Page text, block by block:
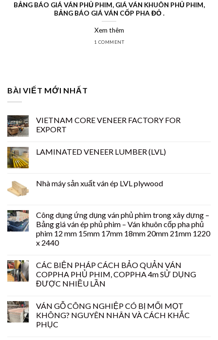
BẢNG BÁO GIÁ VÁN PHỦ PHIM, GIÁ VÁN KHUÔN PHỦ PHIM,
BẢNG BÁO GIÁ VÁN CỐP PHA ĐỎ .
Xem thêm
1 COMMENT
BÀI VIẾT MỚI NHẤT
VIETNAM CORE VENEER FACTORY FOR
EXPORT
LAMINATED VENEER LUMBER (LVL)
Nhà máy sản xuất ván ép LVL plywood
Công dụng ứng dụng ván phủ phim trong xây dựng –
Bảng giá ván ép phủ phim – Ván khuôn cốp pha phủ
phim 12 mm 15mm 17mm 18mm 20mm 21mm 1220
x 2440
CÁC BIỆN PHÁP CÁCH BẢO QUẢN VÁN
COPPHA PHỦ PHIM, COPPHA 4m SỬ DỤNG
ĐƯỢC NHIỀU LẦN
VÁN GỖ CÔNG NGHIỆP CÓ BỊ MỐI MỌT
KHÔNG? NGUYÊN NHÂN VÀ CÁCH KHẮC
PHỤC